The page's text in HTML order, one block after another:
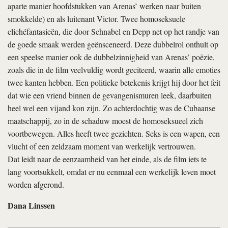
aparte manier hoofdstukken van Arenas’ werken naar buiten
smokkelde) en als luitenant Victor. Twee homoseksuele
clichéfantasieën, die door Schnabel en Depp net op het randje van
de goede smaak werden geënsceneerd. Deze dubbelrol onthult op
een speelse manier ook de dubbelzinnigheid van Arenas’ poëzie,
zoals die in de film veelvuldig wordt geciteerd, waarin alle emoties
twee kanten hebben. Een politieke betekenis krijgt hij door het feit
dat wie een vriend binnen de gevangenismuren leek, daarbuiten
heel wel een vijand kon zijn. Zo achterdochtig was de Cubaanse
maatschappij, zo in de schaduw moest de homoseksueel zich
voortbewegen. Alles heeft twee gezichten. Seks is een wapen, een
vlucht of een zeldzaam moment van werkelijk vertrouwen.
Dat leidt naar de eenzaamheid van het einde, als de film iets te
lang voortsukkelt, omdat er nu eenmaal een werkelijk leven moet
worden afgerond.
Dana Linssen